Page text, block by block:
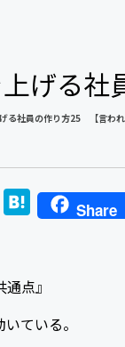
げる社
る社員の作り方25 【言われ
H
e
a
Share
点』
ている。